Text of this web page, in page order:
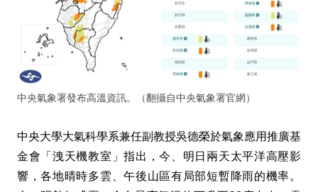
中央氣象署發布高溫資訊。（翻攝自中央氣象署官網）
中央大學大氣科學系兼任副教授吳德榮於氣象應用推廣基
金會「洩天機教室」指出，今、明日兩天太平洋高壓影
響，各地晴時多雲、午後山區有局部短暫降雨的機率。